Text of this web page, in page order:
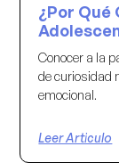
¿Por Qué
Conocer a la
de curiosidad
emocional.
Leer Articulo